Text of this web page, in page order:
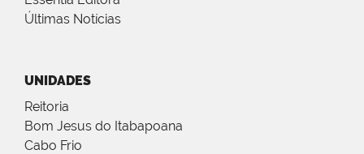
Últimas Notícias
UNIDADES
Reitoria
Bom Jesus do Itabapoana
Cabo Frio